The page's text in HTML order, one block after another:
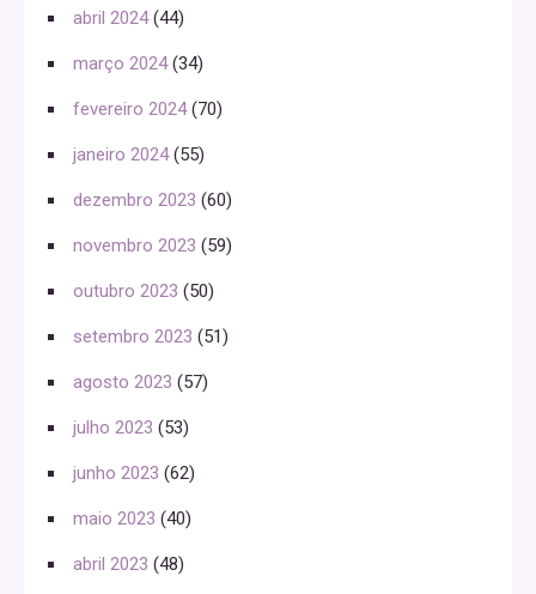
abril 2024(44)
março 2024(34)
fevereiro 2024(70)
janeiro 2024(55)
dezembro 2023 (60)
novembro 2023 (59)
outubro 2023 (50)
setembro 2023 (51)
agosto 2023 (57)
julho 2023 (53)
junho 2023 (62)
maio 2023 (40)
abril 2023 (48)